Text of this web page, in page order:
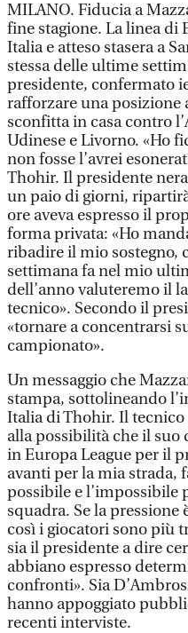
MILANO. Fiducia a
fine stagione. La linea
Italia e atteso stasera a
stessa delle ultime
presidente, confermato
rafforzare una posizione
sconfitta in casa contro
Udinese e Livorno. «Ho
non fosse l’avrei
Thohir. Il presidente
un paio di giorni,
ore aveva espresso il
forma privata: «Ho
ribadire il mio sostegno,
settimana fa nel mio
dell’anno valuteremo il
tecnico». Secondo il
«tornare a concentrarsi
campionato».
Un messaggio che
stampa, sottolineando
Italia di Thohir. Il
alla possibilità che il suo
in Europa League per il
avanti per la mia strada,
possibile e l’impossibile
squadra. Se la pressione
così i giocatori sono più
sia il presidente a dire
abbiano espresso
confronti». Sia
hanno appoggiato
recenti interviste.